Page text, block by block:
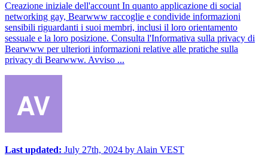
Creazione iniziale dell'account In quanto applicazione di social
networking gay, Bearwww raccoglie e condivide informazioni
sensibili riguardanti i suoi membri, inclusi il loro orientamento
sessuale e la loro posizione. Consulta l'Informativa sulla privacy di
Bearwww per ulteriori informazioni relative alle pratiche sulla
privacy di Bearwww. Avviso ...
Last updated: July 27th, 2024 by Alain VEST